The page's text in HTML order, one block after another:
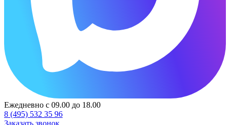
Ежедневно с 09.00 до 18.00
8 (495) 532 35 96
Заказать звонок